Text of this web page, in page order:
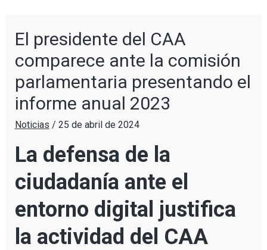
El presidente del CAA
comparece ante la comisión
parlamentaria presentando el
informe anual 2023
Noticias / 25 de abril de 2024
La defensa de la
ciudadanía ante el
entorno digital justifica
la actividad del CAA